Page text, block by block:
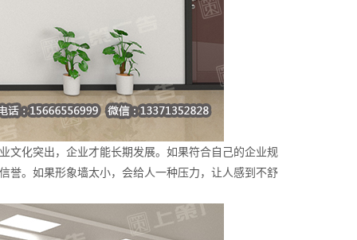
文化突出，企业才能长期发展。如果符合自己的企业规
誉。如果形象墙太小，会给人一种压力，让人感到不舒